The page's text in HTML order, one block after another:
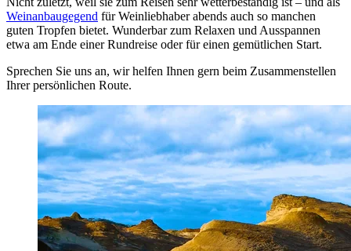
Weinanbaugegend für Weinliebhaber abends auch so manchen
guten Tropfen bietet. Wunderbar zum Relaxen und Ausspannen
etwa am Ende einer Rundreise oder für einen gemütlichen Start.
Sprechen Sie uns an, wir helfen Ihnen gern beim Zusammenstellen
Ihrer persönlichen Route.